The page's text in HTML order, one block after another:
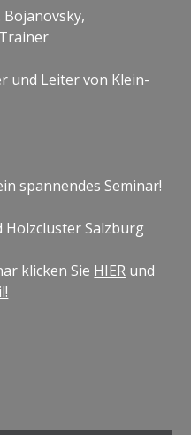
Bojanovsky,
und Leiter von Klein-
spannendes Seminar!
Holzcluster Salzburg
klicken Sie HIER und